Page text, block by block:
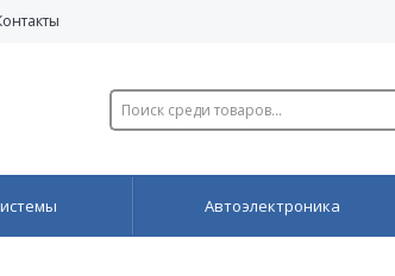
Автоэлектроника